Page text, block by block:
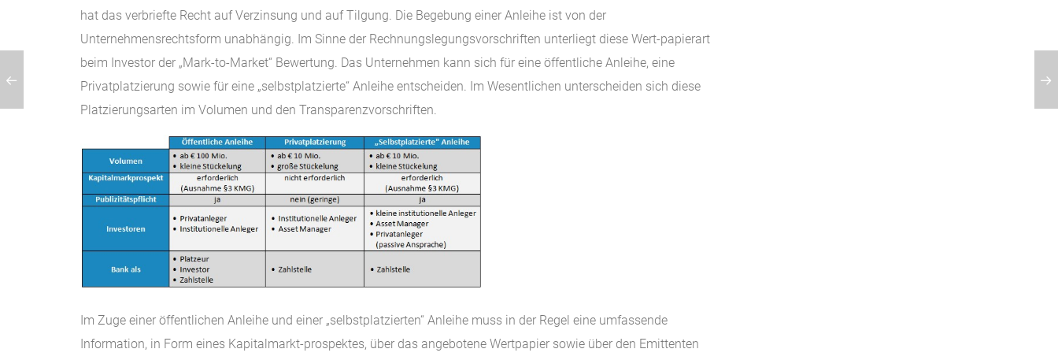
hat das verbriefte Recht auf Verzinsung und auf Tilgung. Die Begebung einer Anleihe ist von der
Unternehmensrechtsform unabhängig. Im Sinne der Rechnungslegungsvorschriften unterliegt diese Wert-papierart
beim Investor der „Mark-to-Market“ Bewertung. Das Unternehmen kann sich für eine öffentliche Anleihe, eine
Privatplatzierung sowie für eine „selbstplatzierte“ Anleihe entscheiden. Im Wesentlichen unterscheiden sich diese
Platzierungsarten im Volumen und den Transparenzvorschriften.
Im Zuge einer öffentlichen Anleihe und einer „selbstplatzierten“ Anleihe muss in der Regel eine umfassende
Information, in Form eines Kapitalmarkt-prospektes, über das angebotene Wertpapier sowie über den Emittenten